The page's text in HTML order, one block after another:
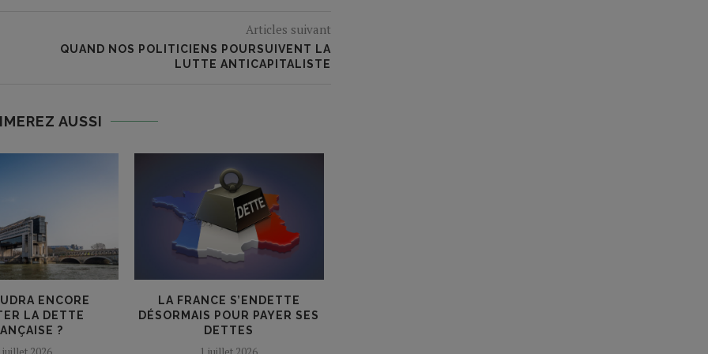
Articles suivant
QUAND NOS POLITICIENS POURSUIVENT LA
LUTTE ANTICAPITALISTE
AUSSI
ENCORE
LA DETTE
?
LA FRANCE S’ENDETTE
DÉSORMAIS POUR PAYER SES
DETTES